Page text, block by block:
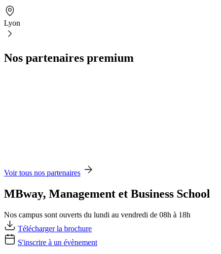
Lyon
Nos partenaires premium
Voir tous nos partenaires
MBway, Management et Business School
Nos campus sont ouverts du lundi au vendredi de 08h à 18h
Télécharger la brochure
S'inscrire à un évènement